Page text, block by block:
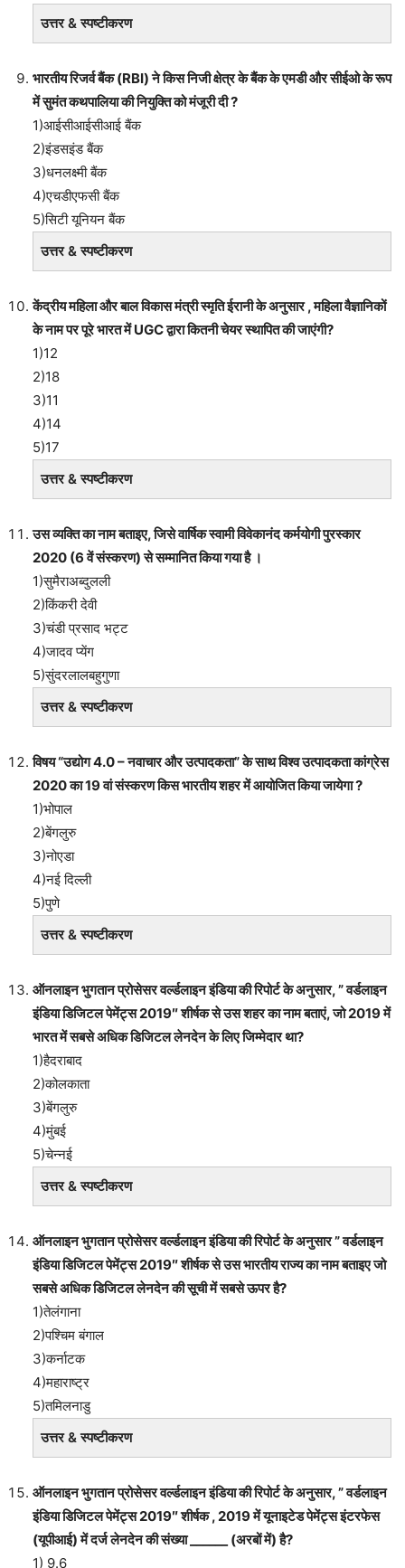
उत्तर & स्पष्टीकरण
भारतीय रिजर्व बैंक (RBI) ने किस निजी क्षेत्र के बैंक के एमडी और सीईओ के रूप
में सुमंत कथपालिया की नियुक्ति को मंजूरी दी ?
1)आईसीआईसीआई बैंक
2)इंडसइंड बैंक
3)धनलक्ष्मी बैंक
4)एचडीएफसी बैंक
5)सिटी यूनियन बैंक
उत्तर & स्पष्टीकरण
केंद्रीय महिला और बाल विकास मंत्री स्मृति ईरानी के अनुसार , महिला वैज्ञानिकों
के नाम पर पूरे भारत में UGC द्वारा कितनी चेयर स्थापित की जाएंगी?
1)12
2)18
3)11
4)14
5)17
उत्तर & स्पष्टीकरण
उस व्यक्ति का नाम बताइए, जिसे वार्षिक स्वामी विवेकानंद कर्मयोगी पुरस्कार
2020 (6 वें संस्करण) से सम्मानित किया गया है ।
1)सुमैराअब्दुलली
2)किंकरी देवी
3)चंडी प्रसाद भट्ट
4)जादव प्येंग
5)सुंदरलालबहुगुणा
उत्तर & स्पष्टीकरण
विषय “उद्योग 4.0 – नवाचार और उत्पादकता” के साथ विश्व उत्पादकता कांग्रेस
2020 का 19 वां संस्करण किस भारतीय शहर में आयोजित किया जायेगा ?
1)भोपाल
2)बेंगलुरु
3)नोएडा
4)नई दिल्ली
5)पुणे
उत्तर & स्पष्टीकरण
ऑनलाइन भुगतान प्रोसेसर वर्ल्डलाइन इंडिया की रिपोर्ट के अनुसार, ” वर्डलाइन
इंडिया डिजिटल पेमेंट्स 2019″ शीर्षक से उस शहर का नाम बताएं, जो 2019 में
भारत में सबसे अधिक डिजिटल लेनदेन के लिए जिम्मेदार था?
1)हैदराबाद
2)कोलकाता
3)बेंगलुरु
4)मुंबई
5)चेन्नई
उत्तर & स्पष्टीकरण
ऑनलाइन भुगतान प्रोसेसर वर्ल्डलाइन इंडिया की रिपोर्ट के अनुसार ” वर्डलाइन
इंडिया डिजिटल पेमेंट्स 2019″ शीर्षक से उस भारतीय राज्य का नाम बताइए जो
सबसे अधिक डिजिटल लेनदेन की सूची में सबसे ऊपर है?
1)तेलंगाना
2)पश्चिम बंगाल
3)कर्नाटक
4)महाराष्ट्र
5)तमिलनाडु
उत्तर & स्पष्टीकरण
ऑनलाइन भुगतान प्रोसेसर वर्ल्डलाइन इंडिया की रिपोर्ट के अनुसार, ” वर्डलाइन
इंडिया डिजिटल पेमेंट्स 2019″ शीर्षक , 2019 में यूनाइटेड पेमेंट्स इंटरफेस
(यूपीआई) में दर्ज लेनदेन की संख्या ______ (अरबों में) है?
1) 9.6